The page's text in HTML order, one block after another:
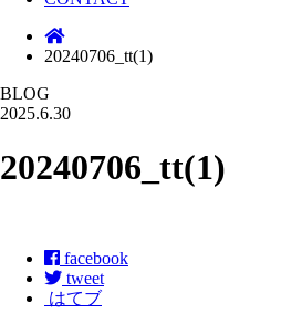
20240706_tt(1)
BLOG
2025.6.30
20240706_tt(1)
facebook
tweet
はてブ